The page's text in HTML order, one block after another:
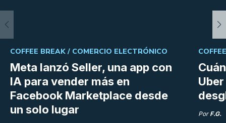
Meta lanzó Seller, una app con
IA para vender más en
Facebook Marketplace desde
un solo lugar
COFFEE BREAK / COMERCIO ELECTRÓNICO
Por F.G.